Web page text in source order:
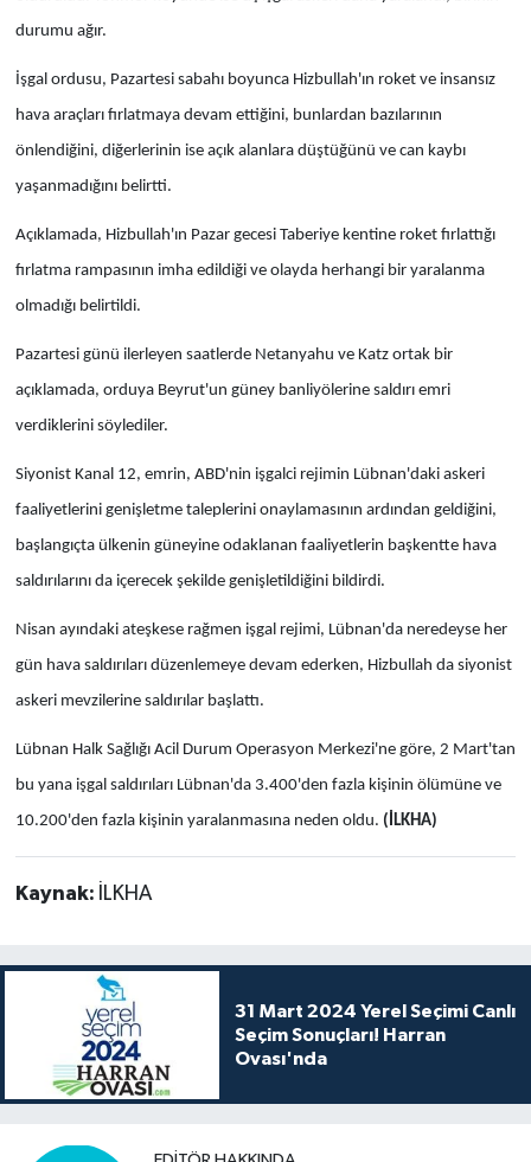
durumu ağır.
İşgal ordusu, Pazartesi sabahı boyunca Hizbullah'ın roket ve insansız
hava araçları fırlatmaya devam ettiğini, bunlardan bazılarının
önlendiğini, diğerlerinin ise açık alanlara düştüğünü ve can kaybı
yaşanmadığını belirtti.
Açıklamada, Hizbullah'ın Pazar gecesi Taberiye kentine roket fırlattığı
fırlatma rampasının imha edildiği ve olayda herhangi bir yaralanma
olmadığı belirtildi.
Pazartesi günü ilerleyen saatlerde Netanyahu ve Katz ortak bir
açıklamada, orduya Beyrut'un güney banliyölerine saldırı emri
verdiklerini söylediler.
Siyonist Kanal 12, emrin, ABD'nin işgalci rejimin Lübnan'daki askeri
faaliyetlerini genişletme taleplerini onaylamasının ardından geldiğini,
başlangıçta ülkenin güneyine odaklanan faaliyetlerin başkentte hava
saldırılarını da içerecek şekilde genişletildiğini bildirdi.
Nisan ayındaki ateşkese rağmen işgal rejimi, Lübnan'da neredeyse her
gün hava saldırıları düzenlemeye devam ederken, Hizbullah da siyonist
askeri mevzilerine saldırılar başlattı.
Lübnan Halk Sağlığı Acil Durum Operasyon Merkezi'ne göre, 2 Mart'tan
bu yana işgal saldırıları Lübnan'da 3.400'den fazla kişinin ölümüne ve
10.200'den fazla kişinin yaralanmasına neden oldu. (İLKHA)
Kaynak: İLKHA
31 Mart 2024 Yerel Seçimi Canlı
Seçim Sonuçları! Harran
Ovası'nda